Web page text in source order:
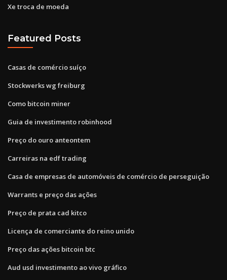
Xe troca de moeda
Featured Posts
Casas de comércio suíço
Stockwerks wg freiburg
Como bitcoin miner
Guia de investimento robinhood
Preço do ouro anteontem
Carreiras na edf trading
Casa de empresas de automóveis de comércio de perseguição
Warrants e preço das ações
Preço de prata cad kitco
Licença de comerciante do reino unido
Preço das ações bitcoin btc
Aud usd investimento ao vivo gráfico